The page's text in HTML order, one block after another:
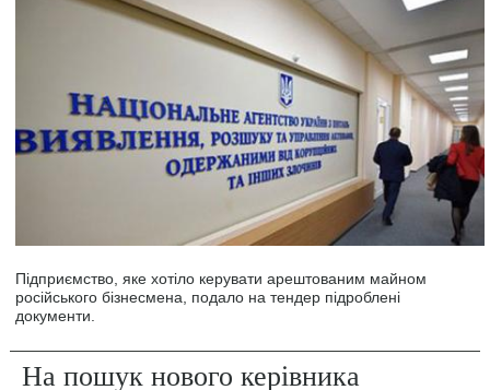
Підприємство, яке хотіло керувати арештованим майном
російського бізнесмена, подало на тендер підроблені
документи.
На пошук нового керівника